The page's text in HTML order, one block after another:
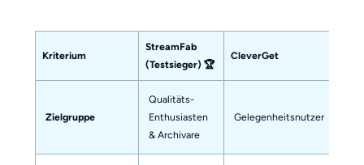
Kriterium
StreamFab
(Testsieger) 🏆
CleverGet
Zielgruppe
Qualitäts-
Enthusiasten
& Archivare
Gelegenheitsnutzer